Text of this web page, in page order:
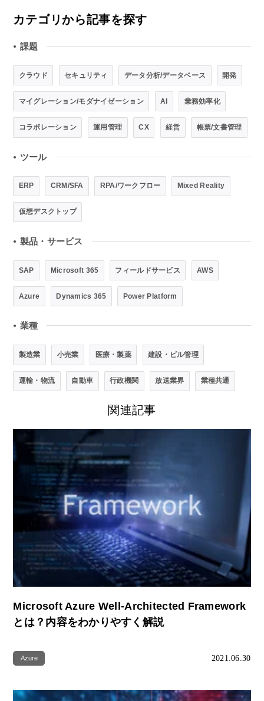
カテゴリから記事を探す
● 課題
クラウド セキュリティ データ分析/データベース 開発
マイグレーション/モダナイゼーション AI 業務効率化
コラボレーション 運用管理 CX 経営 帳票/文書管理
● ツール
ERP CRM/SFA RPA/ワークフロー Mixed Reality
仮想デスクトップ
● 製品・サービス
SAP Microsoft 365 フィールドサービス AWS
Azure Dynamics 365 Power Platform
● 業種
製造業 小売業 医療・製薬 建設・ビル管理
運輸・物流 自動車 行政機関 放送業界 業種共通
関連記事
Microsoft Azure Well-Architected Framework
とは？内容をわかりやすく解説
Azure 2021.06.30